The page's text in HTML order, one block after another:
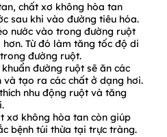
chất xơ không hòa tan
sau khi vào đường tiêu hóa.
nước vào trong đường ruột
Từ đó làm tăng tốc độ di
đường ruột.
đường ruột sẽ ăn các
tạo ra các chất ở dạng hơi.
nhu động ruột và tăng
xơ không hòa tan còn giúp
bệnh túi thừa tại trực tràng.